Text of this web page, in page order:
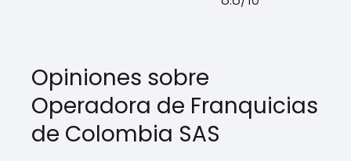
Opiniones sobre
Operadora de Franquicias
de Colombia SAS